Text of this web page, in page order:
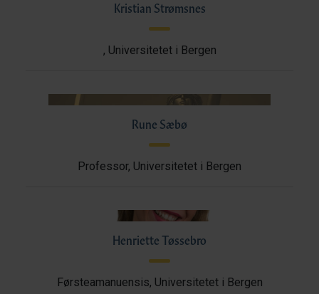
Kristian Strømsnes
, Universitetet i Bergen
Rune Sæbø
Professor, Universitetet i Bergen
Henriette Tøssebro
Førsteamanuensis, Universitetet i Bergen